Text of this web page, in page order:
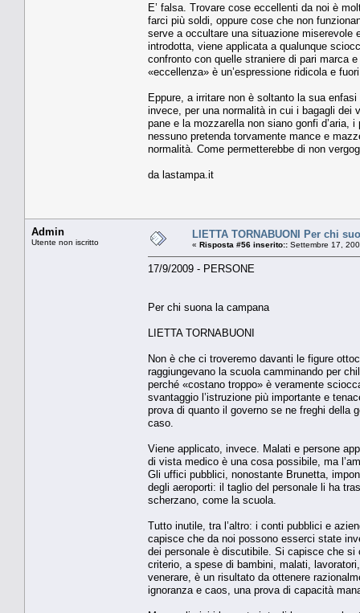
E’ falsa. Trovare cose eccellenti da noi è
farci più soldi, oppure cose che non
serve a occultare una situazione miserevole
introdotta, viene applicata a qualunque
confronto con quelle straniere di pari marca
«eccellenza» è un’espressione ridicola e
Eppure, a irritare non è soltanto la sua
invece, per una normalità in cui i bagagli dei
pane e la mozzarella non siano gonfi d’aria,
nessuno pretenda torvamente mance e
normalità. Come permetterebbe di non
da lastampa.it
Admin
Utente non iscritto
LIETTA TORNABUONI Per chi
« Risposta #56 inserito:: Settembre 17,
17/9/2009 - PERSONE
Per chi suona la campana
LIETTA TORNABUONI
Non è che ci troveremo davanti le figure
raggiungevano la scuola camminando per
perché «costano troppo» è veramente
svantaggio l’istruzione più importante e
prova di quanto il governo se ne freghi della
caso.
Viene applicato, invece. Malati e persone
di vista medico è una cosa possibile, ma
Gli uffici pubblici, nonostante Brunetta,
degli aeroporti: il taglio del personale li ha
scherzano, come la scuola.
Tutto inutile, tra l’altro: i conti pubblici e
capisce che da noi possono esserci state
dei personale è discutibile. Si capisce che
criterio, a spese di bambini, malati,
venerare, è un risultato da ottenere
ignoranza e caos, una prova di capacità